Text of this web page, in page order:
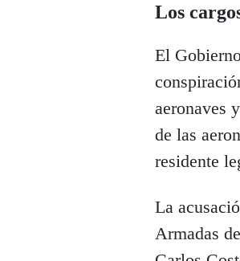
Los
El
aeronaves
de las
residente
La
Armadas